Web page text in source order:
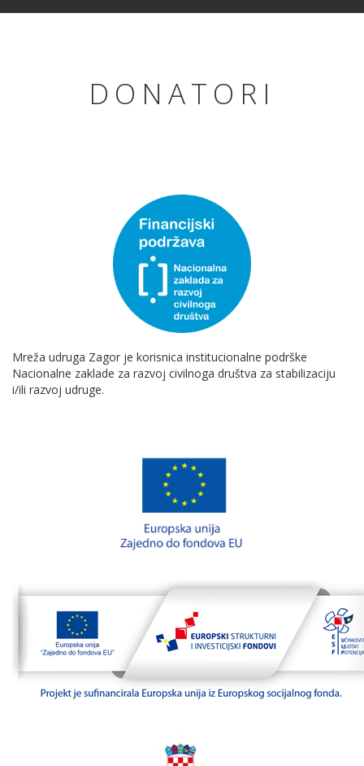
DONATORI
Mreža udruga Zagor je korisnica institucionalne podrške
Nacionalne zaklade za razvoj civilnoga društva za stabilizaciju
i/ili razvoj udruge.